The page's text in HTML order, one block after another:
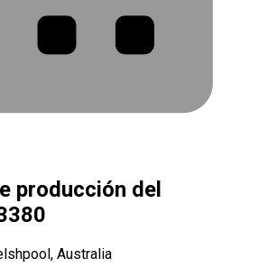
producción del
Australia